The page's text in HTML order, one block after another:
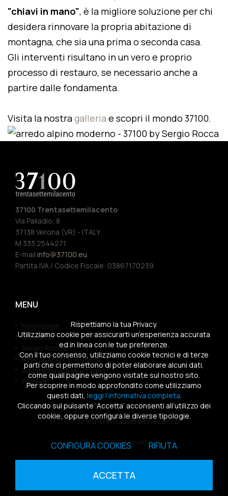
"chiavi in mano", è la migliore soluzione per chi
desidera rinnovare la propria abitazione di
montagna, che sia una prima o seconda casa.
Gli interventi risultano in un vero e proprio
processo di restauro, se necessario anche a
partire dalle fondamenta.
Visita la nostragalleria e scopri il mondo 37100.
37100 Trentasettemilacento
Via Palladio, 8
37138 Verona (VR) - ITALY
M 333 2544271
E-mail info@37100.eu
Partita IVA / Codice Fiscale: 03867170239
MENU
Homepage
Chi siamo
Sergio Rocca
Realizzazioni e Progetti
Architettura di Montagna
Contatti
© 202637100 Trentasettemilacento
Tutti i diritti riservati
Sitemap|Privacy Policy|Cookies Policy
Rispettiamo la tua Privacy.
Utilizziamo cookie per assicurarti un’esperienza accurata
ed in linea con le tue preferenze.
Con il tuo consenso, utilizziamo cookie tecnici e di terze
parti che ci permettono di poter elaborare alcuni dati,
come quali pagine vengono visitate sul nostro sito.
Per scoprire in modo approfondito come utilizziamo
questi dati, leggi l’informativa completa.
Cliccando sul pulsante ‘Accetta’ acconsenti all’utilizzo dei
cookie, oppure configura le diverse tipologie.
CONFIGURA COOKIES RIFIUTA
ACCETTA